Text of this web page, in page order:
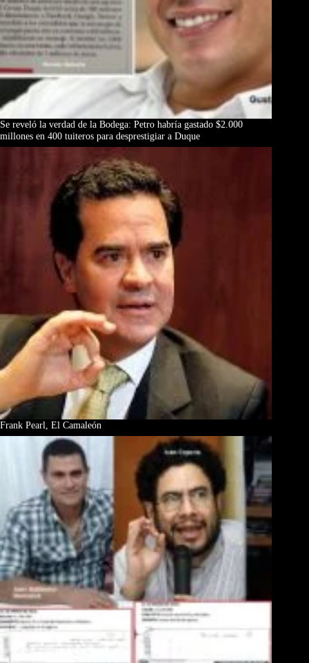
Se reveló la verdad de la Bodega: Petro habría gastado $2.000
millones en 400 tuiteros para desprestigiar a Duque
Frank Pearl, El Camaleón